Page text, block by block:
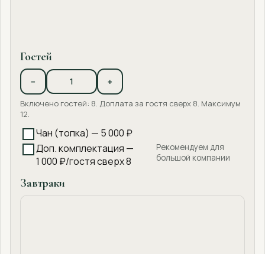
Гостей
− +
Включено гостей: 8. Доплата за гостя сверх 8. Максимум
12.
Чан (топка) — 5 000 ₽
Доп. комплектация —
1 000 ₽/гостя сверх 8
Рекомендуем для
большой компании
Завтраки